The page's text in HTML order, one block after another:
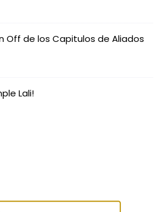
Off de los Capitulos de Aliados
Lali!